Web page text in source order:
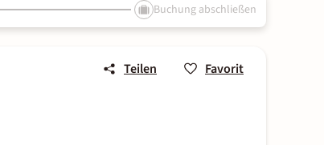
Buchung abschließen
Teilen Favorit